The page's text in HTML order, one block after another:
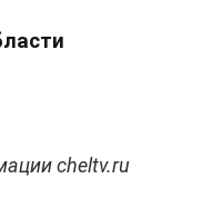
cheltv.ru